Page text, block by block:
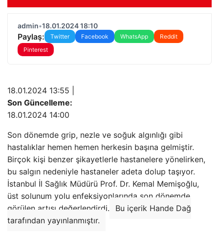
admin•18.01.2024 18:10
Paylaş: Twitter Facebook WhatsApp
Reddit
Pinterest
18.01.2024 13:55 |
Son Güncelleme:
18.01.2024 14:00
Son dönemde grip, nezle ve soğuk algınlığı gibi
hastalıklar hemen hemen herkesin başına gelmiştir.
Birçok kişi benzer şikayetlerle hastanelere yönelirken,
bu salgın nedeniyle hastaneler adeta dolup taşıyor.
İstanbul İl Sağlık Müdürü Prof. Dr. Kemal Memişoğlu,
üst solunum yolu enfeksiyonlarında son dönemde
görülen artışı değerlendirdi.
Bu içerik Hande Dağ
tarafından yayınlanmıştır.